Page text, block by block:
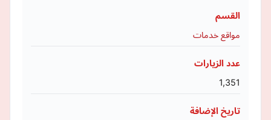
القسم
مواقع خدمات
عدد الزيارات
1,351
تاريخ الإضافة